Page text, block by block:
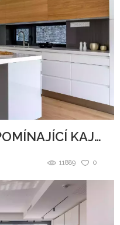
BÍLÁ KUCHYNĚ PŘIPOMÍNAJÍCÍ KAJUTU NA LODI
0
11889